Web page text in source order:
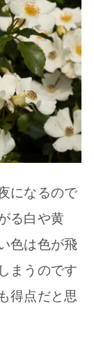
になるので
る白や黄
色は色が飛
まうのです
得点だと思